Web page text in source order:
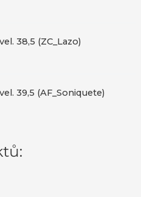
38,5 (ZC_Lazo)
39,5 (AF_Soniquete)